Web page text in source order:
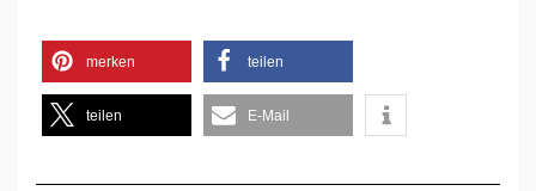
merken teilen
teilen E-Mail